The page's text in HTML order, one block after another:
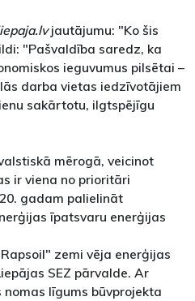
jautājumu: "Ko šis
"Pašvaldība saredz, ka
ieguvumus pilsētai –
darba vietas iedzīvotājiem
sakārtotu, ilgtspējīgu
mērogā, veicinot
ir viena no prioritāri
gadam palielināt
īpatsvaru enerģijas
zemi vēja enerģijas
SEZ pārvalde. Ar
līgums būvprojekta